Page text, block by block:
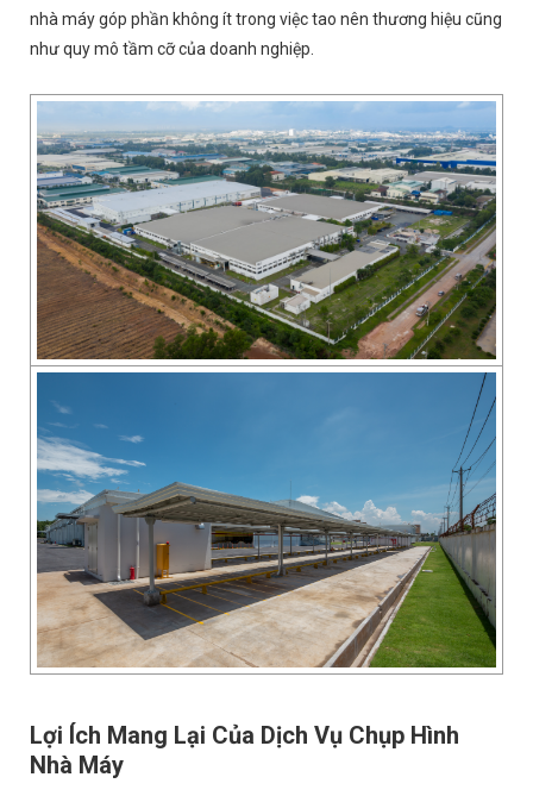
nhà máy góp phần không ít trong việc tao nên thương hiệu cũng
như quy mô tầm cỡ của doanh nghiệp.
Lợi Ích Mang Lại Của Dịch Vụ Chụp Hình
Nhà Máy